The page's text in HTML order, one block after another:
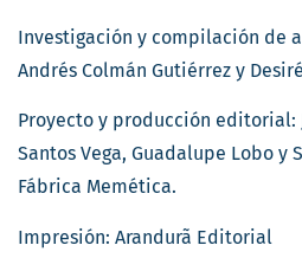
Investigación y compilación de
Andrés Colmán Gutiérrez y
Proyecto y producción editorial:
Santos Vega, Guadalupe Lobo y
Fábrica Memética.
Impresión: Arandurã Editorial